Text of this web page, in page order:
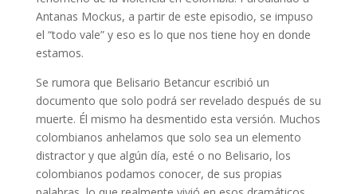
Antanas Mockus, a partir de este episodio, se impuso
el “todo vale” y eso es lo que nos tiene hoy en donde
estamos.
Se rumora que Belisario Betancur escribió un
documento que solo podrá ser revelado después de su
muerte. Él mismo ha desmentido esta versión. Muchos
colombianos anhelamos que solo sea un elemento
distractor y que algún día, esté o no Belisario, los
colombianos podamos conocer, de sus propias